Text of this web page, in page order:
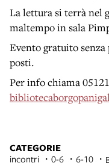
La lettura si terrà nel
maltempo in sala
Evento gratuito
posti.
Per info chiama
CATEGORIE
incontri 0-6 6-10